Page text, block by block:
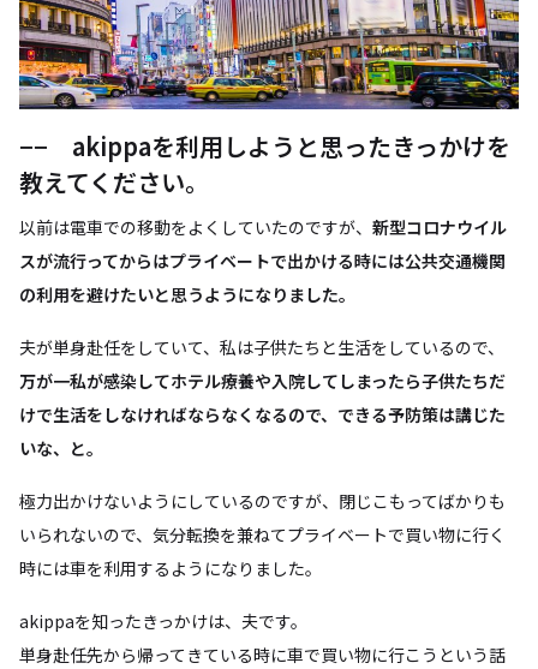
−− akippaを利用しようと思ったきっかけを
教えてください。
以前は電車での移動をよくしていたのですが、 新型コロナウイル
スが流行ってからはプライベートで出かける時には公共交通機関
の利用を避けたいと思うようになりました。
夫が単身赴任をしていて、私は子供たちと生活をしているので、
万が一私が感染してホテル療養や入院してしまったら子供たちだ
けで生活をしなければならなくなるので、できる予防策は講じた
いな、と。
極力出かけないようにしているのですが、閉じこもってばかりも
いられないので、気分転換を兼ねてプライベートで買い物に行く
時には車を利用するようになりました。
akippaを知ったきっかけは、夫です。
単身赴任先から帰ってきている時に車で買い物に行こうという話